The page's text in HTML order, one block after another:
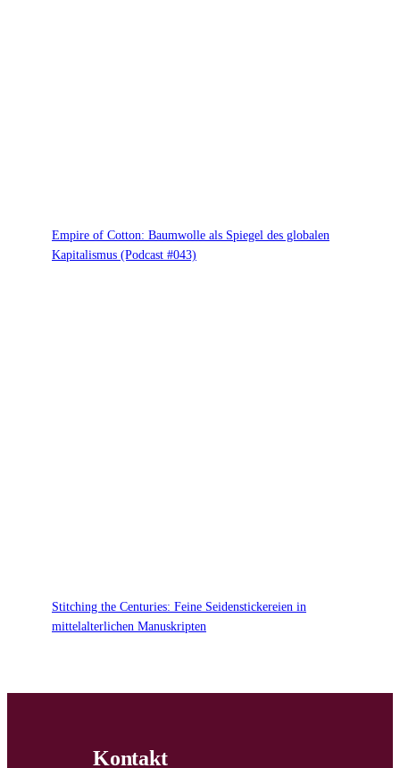
Empire of Cotton: Baumwolle als Spiegel des globalen
Kapitalismus (Podcast #043)
Stitching the Centuries: Feine Seidenstickereien in
mittelalterlichen Manuskripten
Kontakt